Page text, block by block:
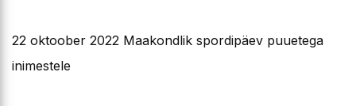
22 oktoober 2022 Maakondlik spordipäev puuetega
inimestele